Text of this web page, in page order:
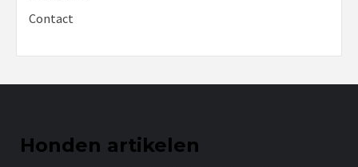
Contact
Honden artikelen